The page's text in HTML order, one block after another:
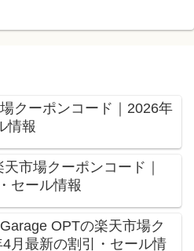
クーポンコード｜2026年
情報
市場クーポンコード｜
セール情報
OPTの楽天市場ク
月最新の割引・セール情